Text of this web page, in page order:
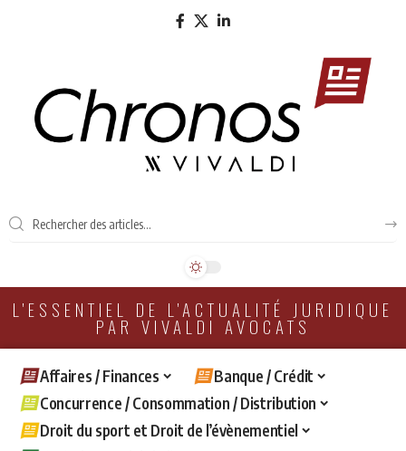
L'ESSENTIEL DE L'ACTUALITÉ JURIDIQUE
PAR VIVALDI AVOCATS
Affaires / Finances
Banque / Crédit
Concurrence / Consommation / Distribution
Droit du sport et Droit de l’évènementiel